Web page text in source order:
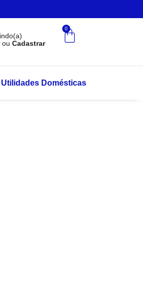
ouCadastrar
0
Utilidades Domésticas